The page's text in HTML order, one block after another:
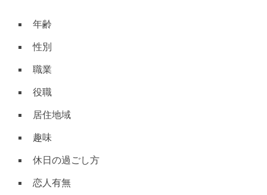
年齢
性別
職業
役職
居住地域
趣味
休日の過ごし方
恋人有無